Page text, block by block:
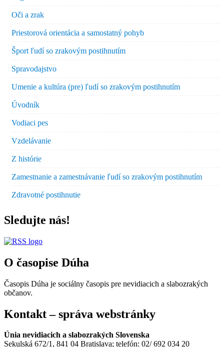
Oči a zrak
Priestorová orientácia a samostatný pohyb
Šport ľudí so zrakovým postihnutím
Spravodajstvo
Umenie a kultúra (pre) ľudí so zrakovým postihnutím
Úvodník
Vodiaci pes
Vzdelávanie
Z histórie
Zamestnanie a zamestnávanie ľudí so zrakovým postihnutím
Zdravotné postihnutie
Sledujte nás!
O časopise Dúha
Časopis Dúha je sociálny časopis pre nevidiacich a slabozrakých
občanov.
Kontakt – správa webstránky
Únia nevidiacich a slabozrakých Slovenska
Sekulská 672/1, 841 04 Bratislava; telefón: 02/ 692 034 20